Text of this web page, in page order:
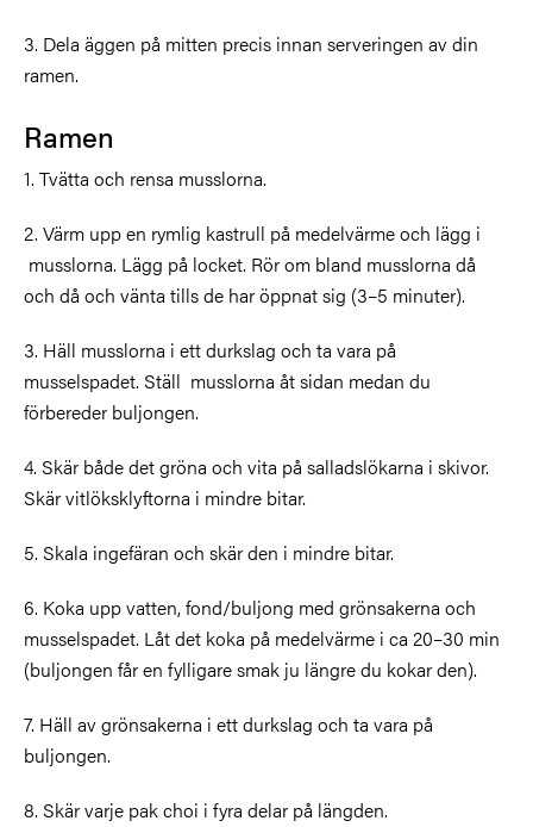
3. Dela äggen på mitten precis innan serveringen av din
ramen.
Ramen
1. Tvätta och rensa musslorna.
2. Värm upp en rymlig kastrull på medelvärme och lägg i
musslorna. Lägg på locket. Rör om bland musslorna då
och då och vänta tills de har öppnat sig (3–5 minuter).
3. Häll musslorna i ett durkslag och ta vara på
musselspadet. Ställ musslorna åt sidan medan du
förbereder buljongen.
4. Skär både det gröna och vita på salladslökarna i skivor.
Skär vitlöksklyftorna i mindre bitar.
5. Skala ingefäran och skär den i mindre bitar.
6. Koka upp vatten, fond/buljong med grönsakerna och
musselspadet. Låt det koka på medelvärme i ca 20–30 min
(buljongen får en fylligare smak ju längre du kokar den).
7. Häll av grönsakerna i ett durkslag och ta vara på
buljongen.
8. Skär varje pak choi i fyra delar på längden.